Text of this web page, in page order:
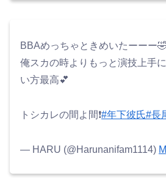
BBAめっちゃときめいたーーー
俺スカの時よりもっと演技上手
い方最高💕
トシカレの間よ間❗️#年下彼氏#長
— HARU (@Harunanifam1114)